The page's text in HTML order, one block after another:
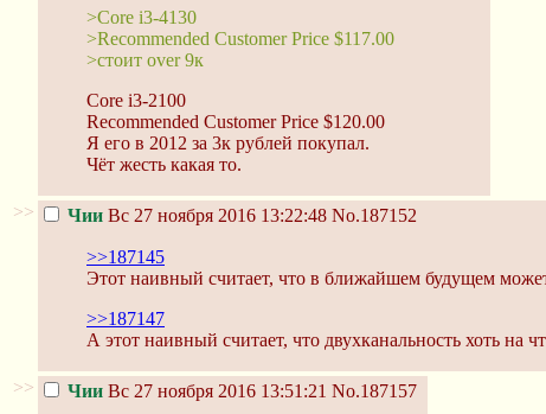
>Core i3-4130
>Recommended Customer Price $117.00
>стоит over 9к
Core i3-2100
Recommended Customer Price $120.00
Я его в 2012 за 3к рублей покупал.
Чёт жесть какая то.
>> Чии Вс 27 ноября 2016 13:22:48 No.187152
>>187145
Этот наивный считает, что в ближайшем будущем
>>187147
А этот наивный считает, что двухканальность хоть на
>> Чии Вс 27 ноября 2016 13:51:21 No.187157